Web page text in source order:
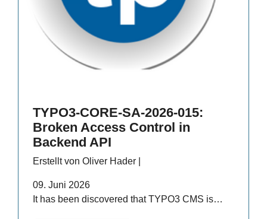
TYPO3-CORE-SA-2026-015:
Broken Access Control in
Backend API
Erstellt von Oliver Hader |
09. Juni 2026
It has been discovered that TYPO3 CMS is…